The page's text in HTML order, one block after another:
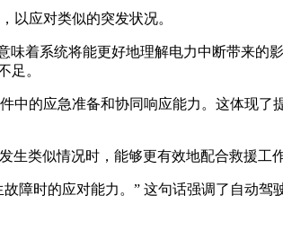
以应对类似的突发状况。
味着系统将能更好地理解电力中断带来的
足。
中的应急准备和协同响应能力。这体现
类似情况时，能够更有效地配合救援工作
障时的应对能力。” 这句话强调了自动